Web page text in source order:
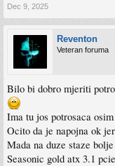
Dec 9, 2025
Reventon
Veteran foruma
Bilo bi dobro mjeriti
Ima tu jos potrosaca
Ocito da je napojna ok
Mada na duze staze
Seasonic gold atx 3.1